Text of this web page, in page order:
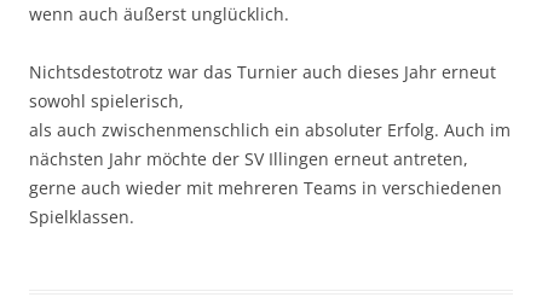
wenn auch äußerst unglücklich.
Nichtsdestotrotz war das Turnier auch dieses Jahr erneut
sowohl spielerisch,
als auch zwischenmenschlich ein absoluter Erfolg. Auch im
nächsten Jahr möchte der SV Illingen erneut antreten,
gerne auch wieder mit mehreren Teams in verschiedenen
Spielklassen.